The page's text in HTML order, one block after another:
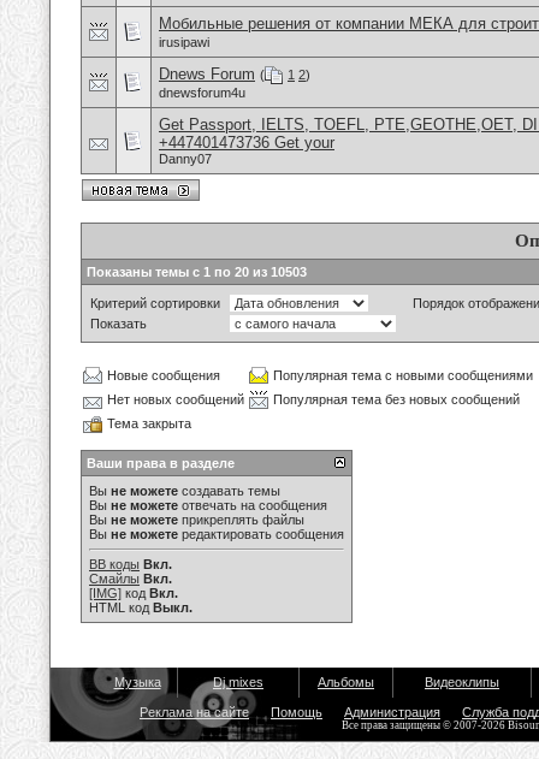
Мобильные решения от компании МЕКА для
irusipawi
Dnews Forum ( 1 2)
dnewsforum4u
Get Passport, IELTS, TOEFL, PTE,GEOTHE,OET,
+447401473736 Get your
Danny07
Показаны темы с 1 по 20 из 10503
Критерий сортировки
Порядок
Показать
Новые сообщения
Популярная тема с новыми сообщениями
Нет новых сообщений
Популярная тема без новых сообщений
Тема закрыта
Ваши права в разделе
Вы не можете создавать темы
Вы не можете отвечать на сообщения
Вы не можете прикреплять файлы
Вы не можете редактировать сообщения
BB коды Вкл.
Смайлы Вкл.
[IMG] код Вкл.
HTML код Выкл.
Музыка Dj mixes Альбомы Видеоклипы
Реклама на сайте Помощь Администрация Служба
Все права защищены © 2007-2026